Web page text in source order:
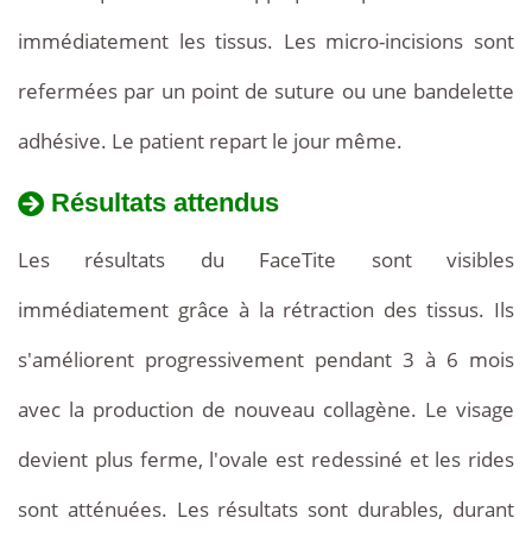
immédiatement les tissus. Les micro-incisions sont
refermées par un point de suture ou une bandelette
adhésive. Le patient repart le jour même.
Résultats attendus
Les résultats du FaceTite sont visibles
immédiatement grâce à la rétraction des tissus. Ils
s'améliorent progressivement pendant 3 à 6 mois
avec la production de nouveau collagène. Le visage
devient plus ferme, l'ovale est redessiné et les rides
sont atténuées. Les résultats sont durables, durant